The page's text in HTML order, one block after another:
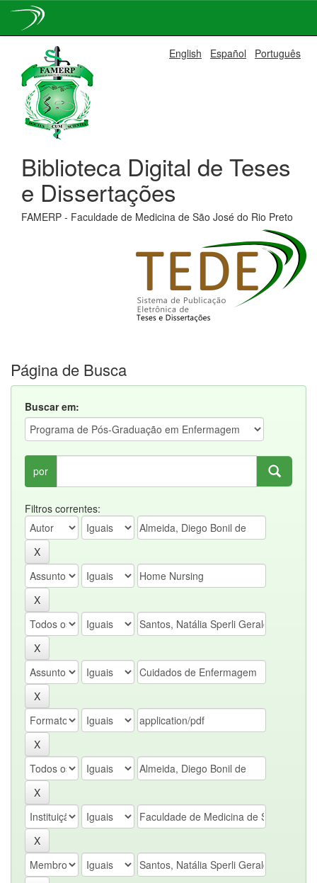
navigation
English Español Português
Biblioteca Digital de Teses
e Dissertações
FAMERP - Faculdade de Medicina de São José do Rio Preto
Página de Busca
Buscar em:
por
Filtros correntes: